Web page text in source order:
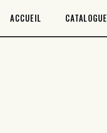
ACCUEIL CATALOGUE